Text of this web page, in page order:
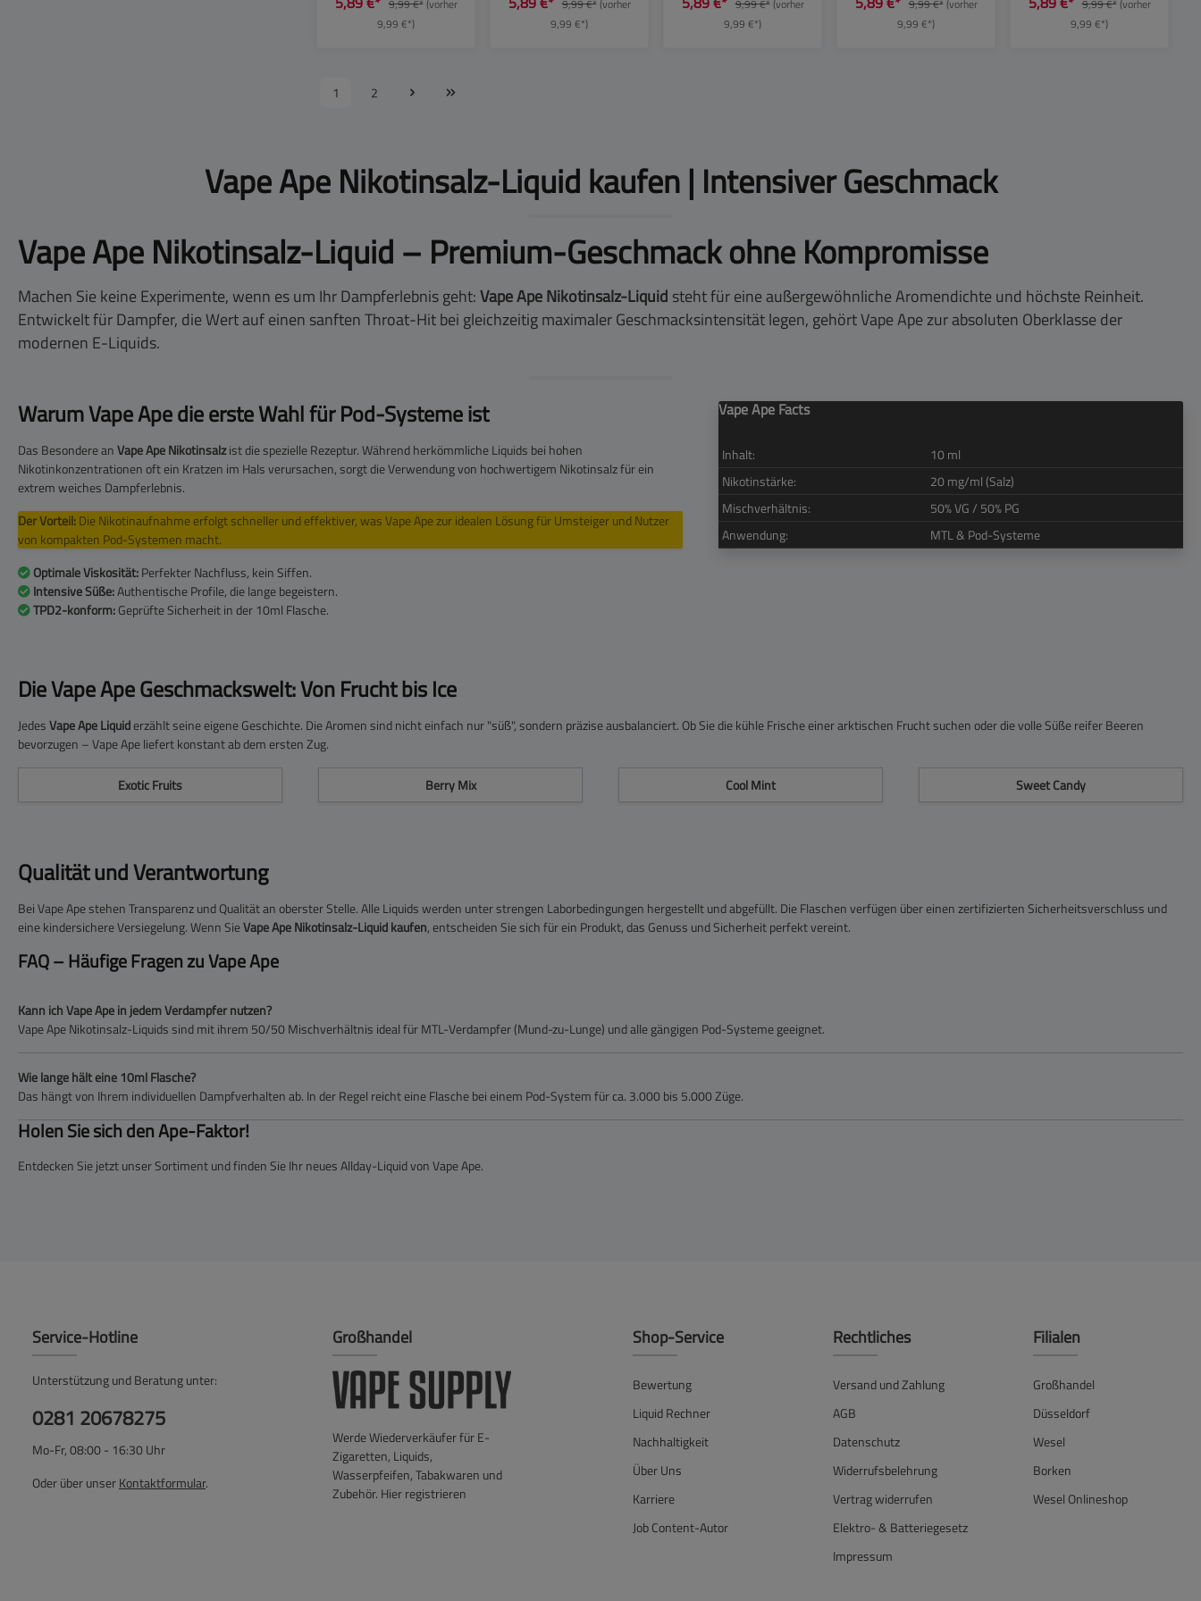
10mg9,99 €*(vorher
9,99 €*)
20mg9,99 €*(vorher
9,99 €*)
10mg9,99 €*(vorher
9,99 €*)
20mg9,99 €*(vorher
9,99 €*)
9,99 €*(vorher
9,99 €*)
1 2
Vape Ape Nikotinsalz-Liquid kaufen | Intensiver Geschmack
Vape Ape Nikotinsalz-Liquid – Premium-Geschmack ohne Kompromisse
Machen Sie keine Experimente, wenn es um Ihr Dampferlebnis geht:Vape Ape Nikotinsalz-Liquid steht für eine außergewöhnliche Aromendichte und höchste Reinheit.
Entwickelt für Dampfer, die Wert auf einen sanften Throat-Hit bei gleichzeitig maximaler Geschmacksintensität legen, gehört Vape Ape zur absoluten Oberklasse der
modernen E-Liquids.
Warum Vape Ape die erste Wahl für Pod-Systeme ist
Das Besondere anVape Ape Nikotinsalzist die spezielle Rezeptur. Während herkömmliche Liquids bei hohen
Nikotinkonzentrationen oft ein Kratzen im Hals verursachen, sorgt die Verwendung von hochwertigem Nikotinsalz für ein
extrem weiches Dampferlebnis.
Der Vorteil:Die Nikotinaufnahme erfolgt schneller und effektiver, was Vape Ape zur idealen Lösung für Umsteiger und Nutzer
von kompakten Pod-Systemen macht.
Optimale Viskosität:Perfekter Nachfluss, kein Siffen.
Intensive Süße:Authentische Profile, die lange begeistern.
TPD2-konform:Geprüfte Sicherheit in der 10ml Flasche.
Vape Ape Facts
Inhalt:
10 ml
Nikotinstärke:
20 mg/ml (Salz)
Mischverhältnis:
50% VG / 50% PG
Anwendung:
MTL & Pod-Systeme
Die Vape Ape Geschmackswelt: Von Frucht bis Ice
JedesVape Ape Liquiderzählt seine eigene Geschichte. Die Aromen sind nicht einfach nur "süß", sondern präzise ausbalanciert. Ob Sie die kühle Frische einer arktischen Frucht suchen oder die volle Süße reifer Beeren
bevorzugen – Vape Ape liefert konstant ab dem ersten Zug.
Exotic Fruits Berry Mix Cool Mint Sweet Candy
Qualität und Verantwortung
Bei Vape Ape stehen Transparenz und Qualität an oberster Stelle. Alle Liquids werden unter strengen Laborbedingungen hergestellt und abgefüllt. Die Flaschen verfügen über einen zertifizierten Sicherheitsverschluss und
eine kindersichere Versiegelung. Wenn SieVape Ape Nikotinsalz-Liquid kaufen, entscheiden Sie sich für ein Produkt, das Genuss und Sicherheit perfekt vereint.
FAQ – Häufige Fragen zu Vape Ape
Kann ich Vape Ape in jedem Verdampfer nutzen?
Vape Ape Nikotinsalz-Liquids sind mit ihrem 50/50 Mischverhältnis ideal für MTL-Verdampfer (Mund-zu-Lunge) und alle gängigen Pod-Systeme geeignet.
Wie lange hält eine 10ml Flasche?
Das hängt von Ihrem individuellen Dampfverhalten ab. In der Regel reicht eine Flasche bei einem Pod-System für ca. 3.000 bis 5.000 Züge.
Holen Sie sich den Ape-Faktor!
Entdecken Sie jetzt unser Sortiment und finden Sie Ihr neues Allday-Liquid von Vape Ape.
Service-Hotline
Unterstützung und Beratung unter:
0281 20678275
Mo-Fr, 08:00 - 16:30 Uhr
Oder über unserKontaktformular.
Großhandel
Werde Wiederverkäufer für E-
Zigaretten, Liquids,
Wasserpfeifen, Tabakwaren und
Zubehör. Hier registrieren
Shop-Service
Bewertung
Liquid Rechner
Nachhaltigkeit
Über Uns
Karriere
Job Content-Autor
Rechtliches
Versand und Zahlung
AGB
Datenschutz
Widerrufsbelehrung
Vertrag widerrufen
Elektro- & Batteriegesetz
Impressum
Filialen
Großhandel
Düsseldorf
Wesel
Borken
Wesel Onlineshop